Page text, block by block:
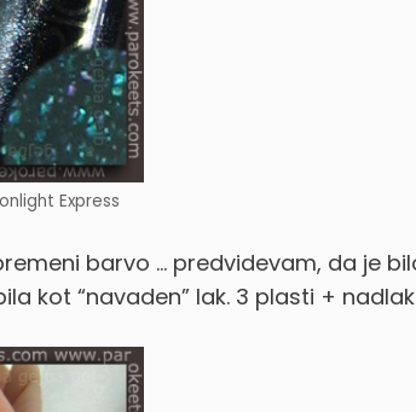
Express
barvo … predvidevam, da je
kot “navaden” lak. 3 plasti +